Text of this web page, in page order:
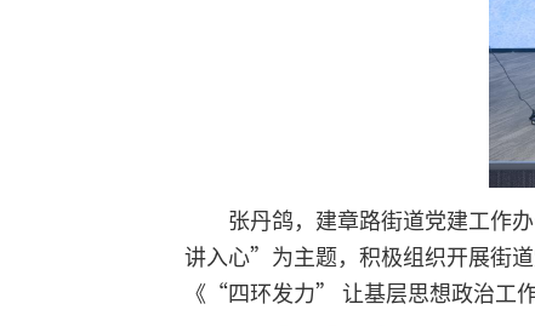
张丹鸽，建章路街道党建工作
讲入心”为主题，积极组织开展街
《“四环发力” 让基层思想政治工